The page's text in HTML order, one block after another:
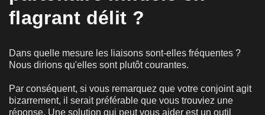
flagrant délit ?
Dans quelle mesure les liaisons sont-elles fréquentes ?
Nous dirions qu'elles sont plutôt courantes.
Par conséquent, si vous remarquez que votre conjoint agit
bizarrement, il serait préférable que vous trouviez une
réponse. Une solution qui peut vous aider est un outil